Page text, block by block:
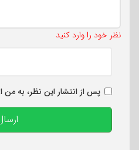
نظر خود را وارد کنید
پس از انتشار این نظر، به من